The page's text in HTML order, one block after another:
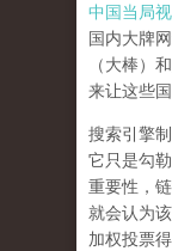
中国当局
国内大牌
（大棒）
来让这些
搜索引擎
它只是勾
重要性，
就会认为
加权投票